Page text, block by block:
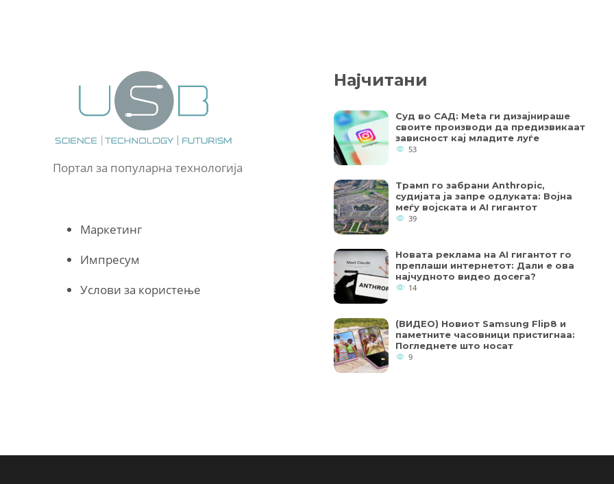
Портал за популарна технологија
Маркетинг
Импресум
Услови за користење
Најчитани
Суд во САД: Meta ги дизајнираше
своите производи да предизвикаат
зависност кај младите луѓе
53
Трамп го забрани Anthropic,
судијата ја запре одлуката: Војна
меѓу војската и AI гигантот
39
Новата реклама на AI гигантот го
преплаши интернетот: Дали е ова
најчудното видео досега?
14
(ВИДЕО) Новиот Samsung Flip8 и
паметните часовници пристигнаа:
Погледнете што носат
9